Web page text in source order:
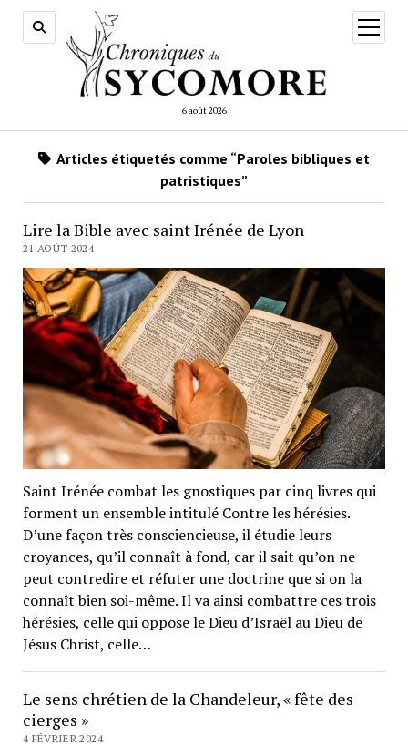
6 août 2026
ouvrir
menu
Articles étiquetés comme “Paroles bibliques et
patristiques”
Lire la Bible avec saint Irénée de Lyon
21 AOÛT 2024
Saint Irénée combat les gnostiques par cinq livres qui
forment un ensemble intitulé Contre les hérésies.
D’une façon très consciencieuse, il étudie leurs
croyances, qu’il connaît à fond, car il sait qu’on ne
peut contredire et réfuter une doctrine que si on la
connaît bien soi-même. Il va ainsi combattre ces trois
hérésies, celle qui oppose le Dieu d’Israël au Dieu de
Jésus Christ, celle…
Le sens chrétien de la Chandeleur, « fête des
cierges »
4 FÉVRIER 2024